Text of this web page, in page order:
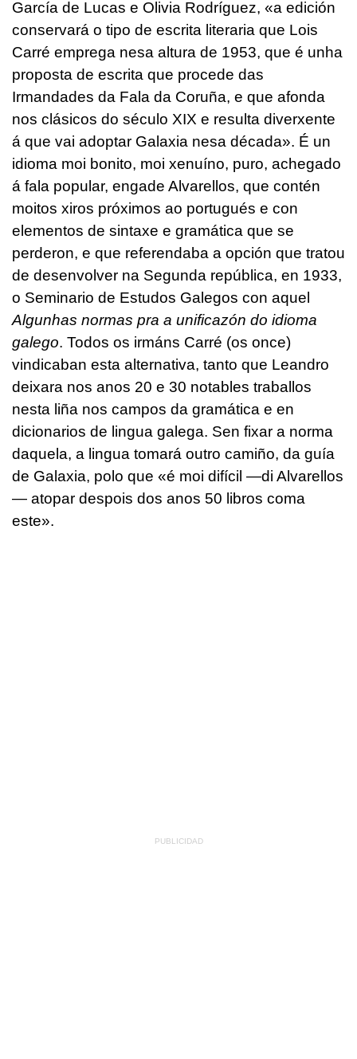
García de Lucas e Olivia Rodríguez, «a edición
conservará o tipo de escrita literaria que Lois
Carré emprega nesa altura de 1953, que é unha
proposta de escrita que procede das
Irmandades da Fala da Coruña, e que afonda
nos clásicos do século XIX e resulta diverxente
á que vai adoptar Galaxia nesa década». É un
idioma moi bonito, moi xenuíno, puro, achegado
á fala popular, engade Alvarellos, que contén
moitos xiros próximos ao portugués e con
elementos de sintaxe e gramática que se
perderon, e que referendaba a opción que tratou
de desenvolver na Segunda república, en 1933,
o Seminario de Estudos Galegos con aquel
Algunhas normas pra a unificazón do idioma
galego. Todos os irmáns Carré (os once)
vindicaban esta alternativa, tanto que Leandro
deixara nos anos 20 e 30 notables traballos
nesta liña nos campos da gramática e en
dicionarios de lingua galega. Sen fixar a norma
daquela, a lingua tomará outro camiño, da guía
de Galaxia, polo que «é moi difícil —di Alvarellos
— atopar despois dos anos 50 libros coma
este».